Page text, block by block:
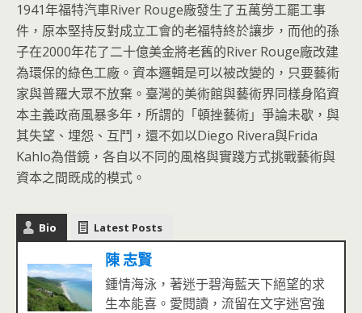
1941年福特汽車River Rouge廠發生了五萬勞工罷工事
件，原本堅持反對成立工會的老福特終於讓步，而他的孫
子在2000年花了二十億美金將老舊的River Rouge廠改建
為環保的綠色工廠。資本邏輯是可以被改變的，只要藝術
家與普羅大眾不放棄。臺灣的美術館與藝術界同樣身陷資
本主義政商風暴多年，所謂的「頓挫藝術」爭論未歇，與
其失望、埋怨、互鬥，還不如以Diego Rivera與Frida
Kahlo為借鏡，各自以不同的風格與實踐方式挑戰藝術與
資本之間既成的模式。
Bio Latest Posts
陳 志賢
鍾情海泳，著迷于碧海藍天下絕望的求
生本能喜。愛閱讀，流留在文字迷宮強